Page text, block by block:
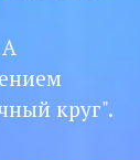
круг".